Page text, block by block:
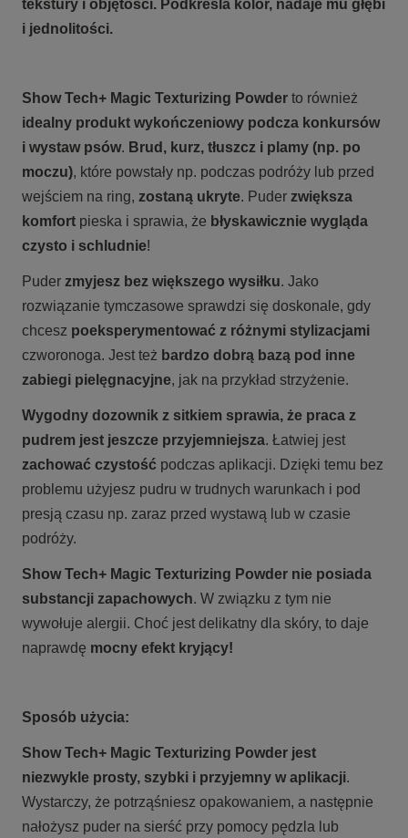
tekstury i objętości. Podkreśla kolor, nadaje mu głębi
i jednolitości.
Show Tech+ Magic Texturizing Powder to również
idealny produkt wykończeniowy podcza konkursów
i wystaw psów. Brud, kurz, tłuszcz i plamy (np. po
moczu), które powstały np. podczas podróży lub przed
wejściem na ring, zostaną ukryte. Puder zwiększa
komfort pieska i sprawia, że błyskawicznie wygląda
czysto i schludnie!
Puder zmyjesz bez większego wysiłku. Jako
rozwiązanie tymczasowe sprawdzi się doskonale, gdy
chcesz poeksperymentować z różnymi stylizacjami
czworonoga. Jest też bardzo dobrą bazą pod inne
zabiegi pielęgnacyjne, jak na przykład strzyżenie.
Wygodny dozownik z sitkiem sprawia, że praca z
pudrem jest jeszcze przyjemniejsza. Łatwiej jest
zachować czystość podczas aplikacji. Dzięki temu bez
problemu użyjesz pudru w trudnych warunkach i pod
presją czasu np. zaraz przed wystawą lub w czasie
podróży.
Show Tech+ Magic Texturizing Powder nie posiada
substancji zapachowych. W związku z tym nie
wywołuje alergii. Choć jest delikatny dla skóry, to daje
naprawdę mocny efekt kryjący!
Sposób użycia:
Show Tech+ Magic Texturizing Powder jest
niezwykle prosty, szybki i przyjemny w aplikacji.
Wystarczy, że potrząśniesz opakowaniem, a następnie
nałożysz puder na sierść przy pomocy pędzla lub